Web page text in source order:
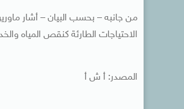
من جانبه – بحسب البيان – أشار
الاحتياجات الطارئة كنقص المياه
المصدر: أ ش أ